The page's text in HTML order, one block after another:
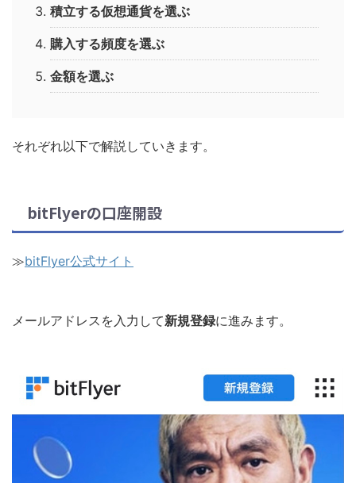
積立する仮想通貨を選ぶ
購入する頻度を選ぶ
金額を選ぶ
それぞれ以下で解説していきます。
bitFlyerの口座開設
≫bitFlyer公式サイト
メールアドレスを入力して新規登録に進みます。